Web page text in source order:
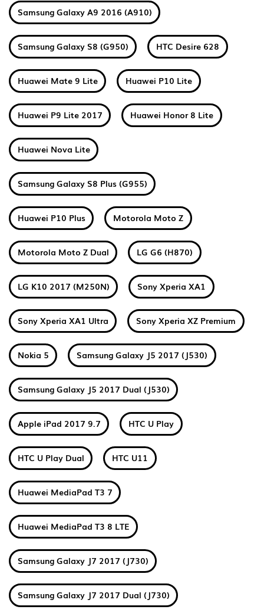
Samsung Galaxy A9 2016 (A910)
Samsung Galaxy S8 (G950) HTC Desire 628
Huawei Mate 9 Lite Huawei P10 Lite
Huawei P9 Lite 2017 Huawei Honor 8 Lite
Huawei Nova Lite
Samsung Galaxy S8 Plus (G955)
Huawei P10 Plus Motorola Moto Z
Motorola Moto Z Dual LG G6 (H870)
LG K10 2017 (M250N) Sony Xperia XA1
Sony Xperia XA1 Ultra Sony Xperia XZ Premium
Nokia 5 Samsung Galaxy J5 2017 (J530)
Samsung Galaxy J5 2017 Dual (J530)
Apple iPad 2017 9.7 HTC U Play
HTC U Play Dual HTC U11
Huawei MediaPad T3 7
Huawei MediaPad T3 8 LTE
Samsung Galaxy J7 2017 (J730)
Samsung Galaxy J7 2017 Dual (J730)